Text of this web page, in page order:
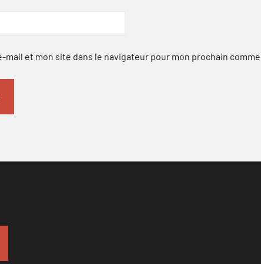
mail et mon site dans le navigateur pour mon prochain